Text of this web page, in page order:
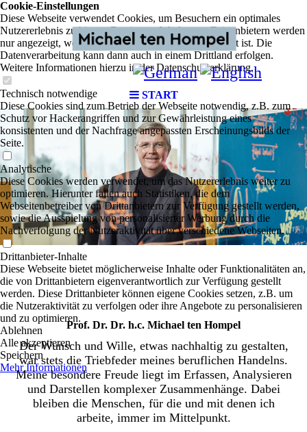
START
Prof. Dr. Dr. h.c. Michael ten Hompel
Der Wunsch und Wille, etwas nachhaltig zu gestalten,
war stets die Triebfeder meines beruflichen Handelns.
Meine besondere Freude liegt im Erfassen, Analysieren
und Darstellen komplexer Zusammenhänge. Dabei
bleiben die Menschen, für die und mit denen ich
arbeite, immer im Mittelpunkt.
Cookie-Einstellungen
Diese Webseite verwendet Cookies, um Besuchern ein optimales
Nutzererlebnis zu bieten. Bestimmte Inhalte von Drittanbietern werden
nur angezeigt, wenn die entsprechende Option aktiviert ist. Die
Datenverarbeitung kann dann auch in einem Drittland erfolgen.
Weitere Informationen hierzu in der Datenschutzerklärung.
Technisch notwendige
Diese Cookies sind zum Betrieb der Webseite notwendig, z.B. zum
Schutz vor Hackerangriffen und zur Gewährleistung eines
konsistenten und der Nachfrage angepassten Erscheinungsbilds der
Seite.
Analytische
Diese Cookies werden verwendet, um das Nutzererlebnis weiter zu
optimieren. Hierunter fallen auch Statistiken, die dem
Webseitenbetreiber von Drittanbietern zur Verfügung gestellt werden,
sowie die Ausspielung von personalisierter Werbung durch die
Nachverfolgung der Nutzeraktivität über verschiedene Webseiten.
Drittanbieter-Inhalte
Diese Webseite bietet möglicherweise Inhalte oder Funktionalitäten an,
die von Drittanbietern eigenverantwortlich zur Verfügung gestellt
werden. Diese Drittanbieter können eigene Cookies setzen, z.B. um
die Nutzeraktivität zu verfolgen oder ihre Angebote zu personalisieren
und zu optimieren.
Ablehnen
Alle akzeptieren
Speichern
Mehr Informationen